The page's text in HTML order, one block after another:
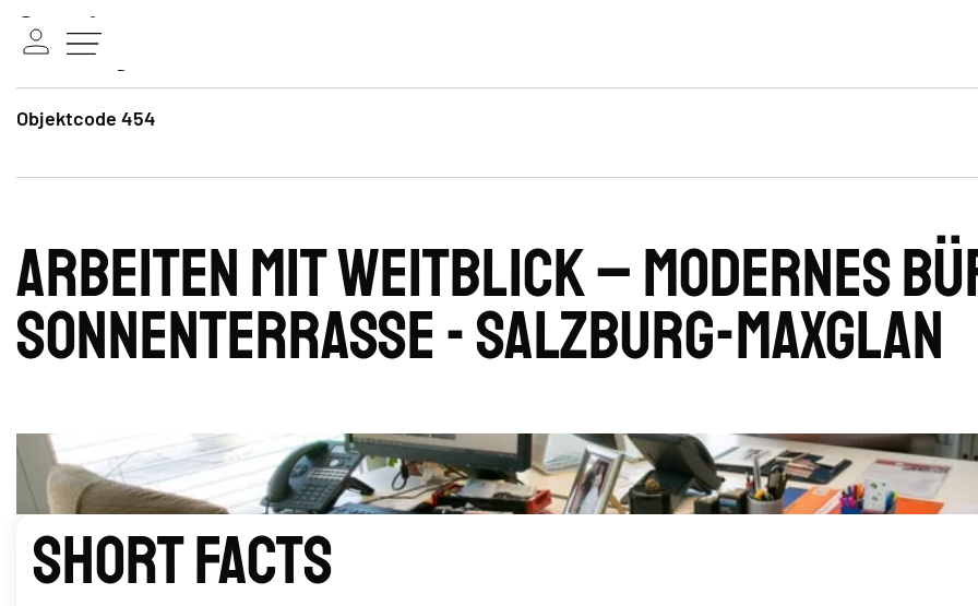
Objektcode 454
Arbeiten mit Weitblick – modernes
Sonnenterrasse - Salzburg-Maxglan
Short Facts